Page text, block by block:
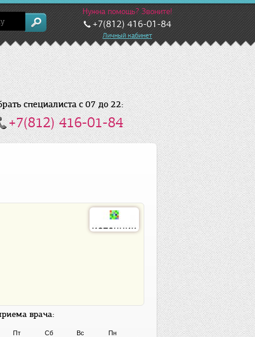
Нужна помощь? Звоните!
+7(812) 416-01-84
Личный кабинет
специалиста с 07 до 22:
+7(812) 416-01-84
врача:
Пт
Сб
Вс
Пн
Ср
Чт
Пт